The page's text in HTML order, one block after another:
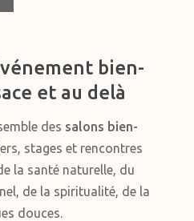
bien-
et au delà
des salons bien-
stages et rencontres
la santé naturelle, du
de la spiritualité, de la
douces.